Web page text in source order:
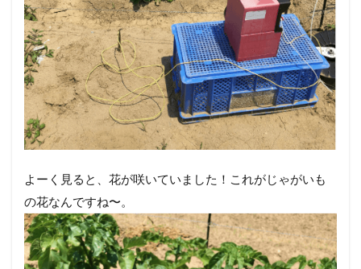
よーく見ると、花が咲いていました！これがじゃがいも
の花なんですね〜。